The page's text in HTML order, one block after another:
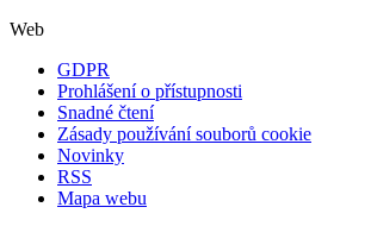
Web
GDPR
Prohlášení o přístupnosti
Snadné čtení
Zásady používání souborů cookie
Novinky
RSS
Mapa webu